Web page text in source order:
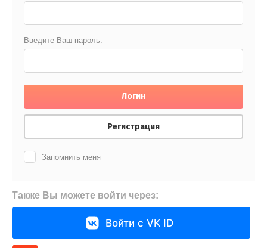
Введите Ваш пароль:
Логин
Регистрация
Запомнить меня
Также Вы можете войти через:
Войти с VK ID